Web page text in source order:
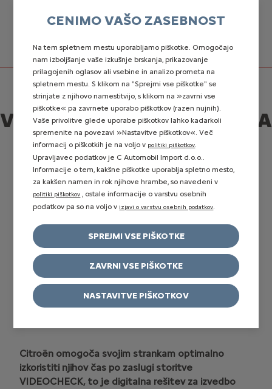
CENIMO VAŠO ZASEBNOST
Na tem spletnem mestu uporabljamo piškotke. Omogočajo
nam izboljšanje vaše izkušnje brskanja, prikazovanje
prilagojenih oglasov ali vsebine in analizo prometa na
spletnem mestu. S klikom na "Sprejmi vse piškotke" se
strinjate z njihovo namestitvijo, s klikom na »zavrni vse
piškotke« pa zavrnete uporabo piškotkov (razen nujnih).
Vaše privolitve glede uporabe piškotkov lahko kadarkoli
spremenite na povezavi »Nastavitve piškotkov«. Več
informacij o piškotkih je na voljo v politiki piškotkov.
Upravljavec podatkov je C Automobil Import d.o.o..
Informacije o tem, kakšne piškotke uporablja spletno mesto,
za kakšen namen in rok njihove hrambe, so navedeni v
politiki piškotkov , ostale informacije o varstvu osebnih
podatkov pa so na voljo vizjavi o varstvu osebnih podatkov.
SPREJMI VSE PIŠKOTKE
ZAVRNI VSE PIŠKOTKE
NASTAVITVE PIŠKOTKOV
AVTO MOSTE D.O.O.
STORITVE
VOZILA NA DALJAVO
VIDEOCHECK, DIAGNOSTIKA
VAŠEGA VOZILA NA
DALJAVO
Citroën omogoča svojim strankam optimalno
izkoristiti njihov čas po zaslugi storitve
VIDEOCHECK, to je digitalna rešitev za izvedbo